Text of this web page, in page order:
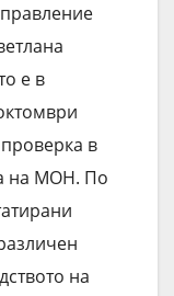
е в
в
на МОН. По
на